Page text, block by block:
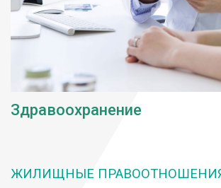
Здравоохранение
ЖИЛИЩНЫЕ